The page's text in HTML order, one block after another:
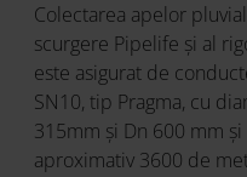
Colectarea apelor
scurgere Pipelife și al
este asigurat de
SN10, tip Pragma, cu
315mm și Dn 600 mm
aproximativ 3600 de